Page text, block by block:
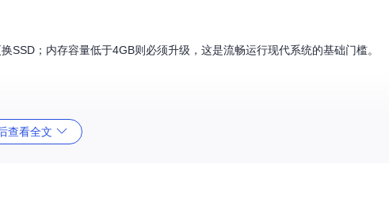
SSD；内存容量低于4GB则必须升级，这是流畅运行现代系统的基础门槛。
s以上，升级SSD可使系统启动时间缩短70%以上。
查看全文